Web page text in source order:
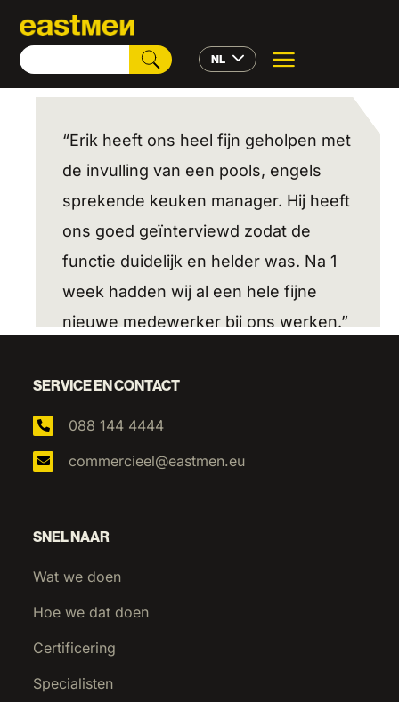
NL
“Erik heeft ons heel fijn geholpen met
de invulling van een pools, engels
sprekende keuken manager. Hij heeft
ons goed geïnterviewd zodat de
functie duidelijk en helder was. Na 1
week hadden wij al een hele fijne
nieuwe medewerker bij ons werken.”
Eigenaar Van Rooijen Foodsolutions
van gespecialiseerd technisch
personeel. Top bedrijf met mensen
die doen wat ze beloven en ons altijd
SERVICE EN CONTACT
088 144 4444
commercieel@eastmen.eu
SNEL NAAR
Wat we doen
Hoe we dat doen
Certificering
Specialisten